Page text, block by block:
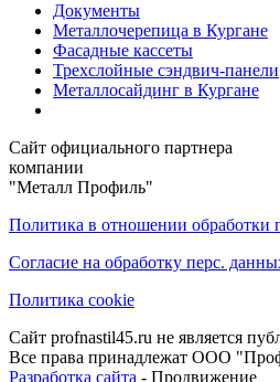
Документы
Металлочерепица в Кургане
Фасадные кассеты
Трехслойные сэндвич-панели
Металлосайдинг в Кургане
Сайт официального партнера
компании
"Металл Профиль"
Политика в отношении обработки
Согласие на обработку перс.
Политика cookie
Сайт profnastil45.ru не является
Все права принадлежат ООО
Разработка сайта - Продвижение